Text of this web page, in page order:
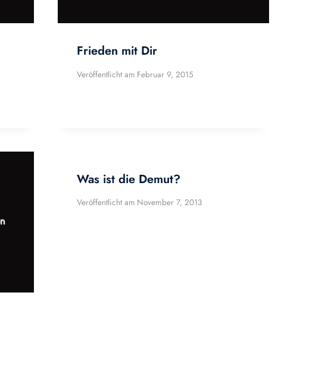
Frieden mit Dir
Veröffentlicht am Februar 9, 2015
Was ist die Demut?
Veröffentlicht am November 7, 2013